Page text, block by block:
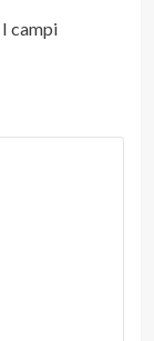
I campi